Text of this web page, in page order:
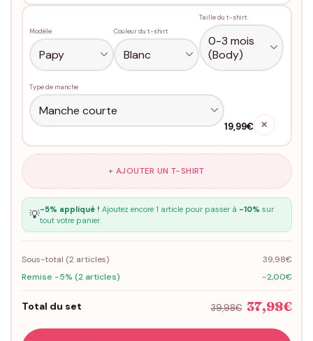
Modèle Couleur du t-shirt
Taille du t-shirt
Type de manche
19,99€ ✕
+ AJOUTER UN T-SHIRT
💡-5% appliqué ! Ajoutez encore 1 article pour passer à -10% sur
tout votre panier.
Sous-total (2articles)
39,98€
Remise -5% (2 articles)
-2,00€
Total du set 39,98€ 37,98€